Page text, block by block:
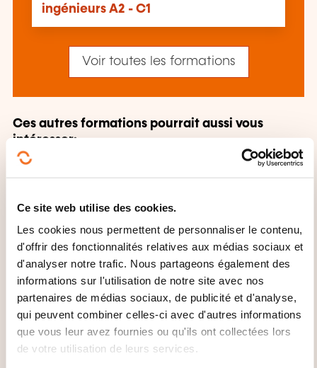
Ce site web utilise des cookies.
Les cookies nous permettent de personnaliser le contenu,
d'offrir des fonctionnalités relatives aux médias sociaux et
d'analyser notre trafic. Nous partageons également des
informations sur l'utilisation de notre site avec nos
partenaires de médias sociaux, de publicité et d'analyse,
qui peuvent combiner celles-ci avec d'autres informations
que vous leur avez fournies ou qu'ils ont collectées lors
de votre utilisation de leurs services.
ingénieurs A2 - C1
Voir toutes les formations
Ces autres formations pourrait aussi vous
intéresser:
Allemand
Allemand
Alphabétisation
Anglais
Anglais technique
Anglais tourisme
Arabe
Braille
Chinois Coréen Danois
Espagnol
Espagnol appliqué
Espagnol commercial
Espagnol tourisme
Espéranto
Finnois
Français
Français appliqué
Français
commercial
Grec moderne
Hébreu
Hongrois
Italien Italien appliqué
Italien
commercial
Italien tourisme